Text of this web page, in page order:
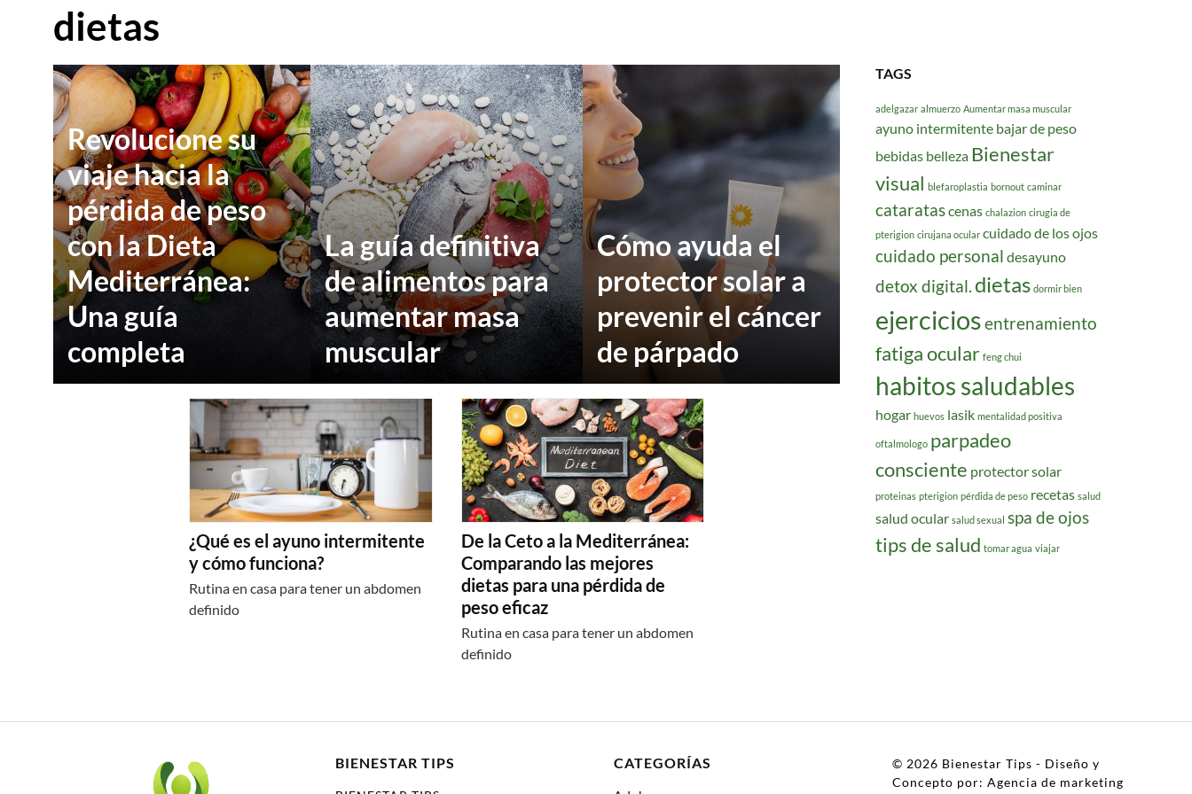
dietas
Revolucione su
viaje hacia la
pérdida de peso
con la Dieta
Mediterránea:
Una guía
completa
La guía definitiva
de alimentos para
aumentar masa
muscular
Cómo ayuda el
protector solar a
prevenir el cáncer
de párpado
¿Qué es el ayuno intermitente
y cómo funciona?
Rutina en casa para tener un abdomen
definido
De la Ceto a la Mediterránea:
Comparando las mejores
dietas para una pérdida de
peso eficaz
Rutina en casa para tener un abdomen
definido
TAGS
adelgazar almuerzo Aumentar masa muscular
ayuno intermitente bajar de peso
bebidas belleza Bienestar
visual blefaroplastia bornout caminar
cataratascenas chalazion cirugia de
pterigion cirujana ocular cuidado de los ojos
cuidado personal desayuno
detox digital.dietas dormir bien
ejerciciosentrenamiento
fatiga ocular feng chui
habitos saludables
hogar huevos lasik mentalidad positiva
oftalmologo parpadeo
consciente protector solar
proteinas pterigion pérdida de peso recetas salud
salud ocular salud sexual spa de ojos
tips de salud tomar agua viajar
BIENESTAR TIPS CATEGORÍAS © 2026 Bienestar Tips - Diseño y
Concepto por: Agencia de marketing